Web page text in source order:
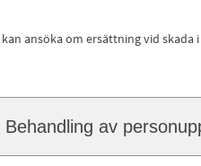
kan ansöka om ersättning vid
Behandling av